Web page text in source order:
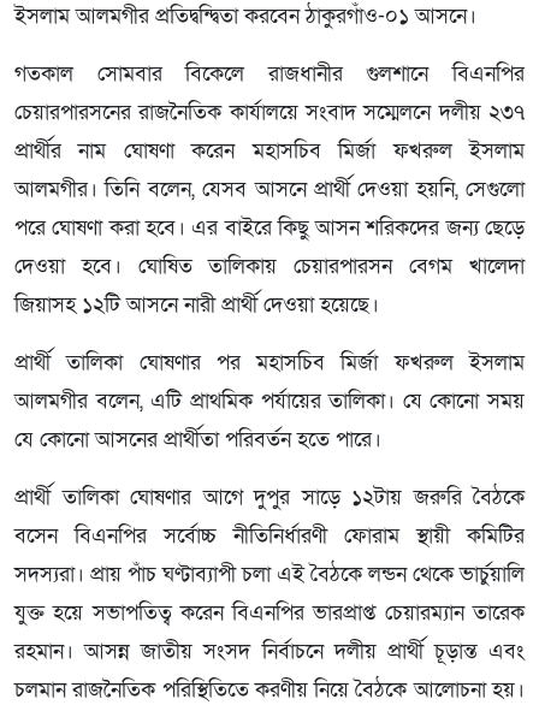
ইসলাম আলমগীর প্রতিদ্বন্দ্বিতা করবেন ঠাকুরগাঁও-০১ আসনে।
গতকাল সোমবার বিকেলে রাজধানীর গুলশানে বিএনপির
চেয়ারপারসনের রাজনৈতিক কার্যালয়ে সংবাদ সম্মেলনে দলীয় ২৩৭
প্রার্থীর নাম ঘোষণা করেন মহাসচিব মির্জা ফখরুল ইসলাম
আলমগীর। তিনি বলেন, যেসব আসনে প্রার্থী দেওয়া হয়নি, সেগুলো
পরে ঘোষণা করা হবে। এর বাইরে কিছু আসন শরিকদের জন্য ছেড়ে
দেওয়া হবে। ঘোষিত তালিকায় চেয়ারপারসন বেগম খালেদা
জিয়াসহ ১২টি আসনে নারী প্রার্থী দেওয়া হয়েছে।
প্রার্থী তালিকা ঘোষণার পর মহাসচিব মির্জা ফখরুল ইসলাম
আলমগীর বলেন, এটি প্রাথমিক পর্যায়ের তালিকা। যে কোনো সময়
যে কোনো আসনের প্রার্থীতা পরিবর্তন হতে পারে।
প্রার্থী তালিকা ঘোষণার আগে দুপুর সাড়ে ১২টায় জরুরি বৈঠকে
বসেন বিএনপির সর্বোচ্চ নীতিনির্ধারণী ফোরাম স্থায়ী কমিটির
সদস্যরা। প্রায় পাঁচ ঘণ্টাব্যাপী চলা এই বৈঠকে লন্ডন থেকে ভার্চুয়ালি
যুক্ত হয়ে সভাপতিত্ব করেন বিএনপির ভারপ্রাপ্ত চেয়ারম্যান তারেক
রহমান। আসন্ন জাতীয় সংসদ নির্বাচনে দলীয় প্রার্থী চূড়ান্ত এবং
চলমান রাজনৈতিক পরিস্থিতিতে করণীয় নিয়ে বৈঠকে আলোচনা হয়।